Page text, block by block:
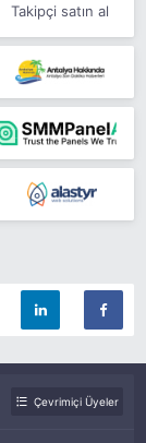
Takipçi satın al
Çevrimiçi Üyeler